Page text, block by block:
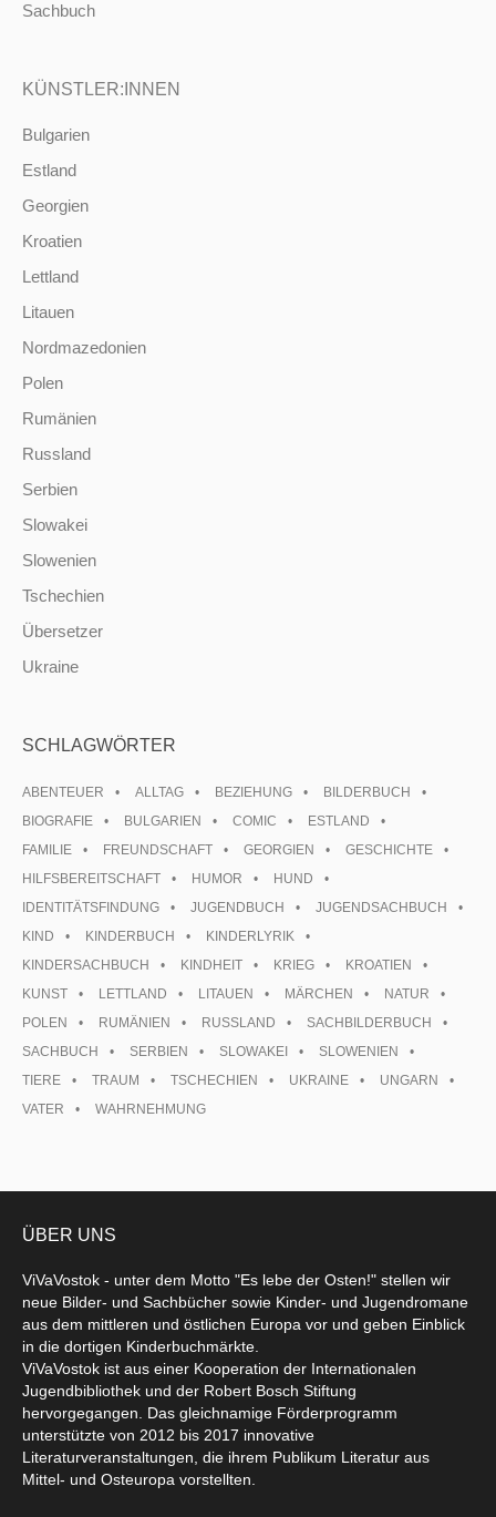
Sachbuch
KÜNSTLER:INNEN
Bulgarien
Estland
Georgien
Kroatien
Lettland
Litauen
Nordmazedonien
Polen
Rumänien
Russland
Serbien
Slowakei
Slowenien
Tschechien
Übersetzer
Ukraine
SCHLAGWÖRTER
ABENTEUER ALLTAG BEZIEHUNG
BILDERBUCH
BIOGRAFIE
BULGARIEN COMIC
ESTLAND
FAMILIE
FREUNDSCHAFT GEORGIEN
GESCHICHTE
HILFSBEREITSCHAFT
HUMOR
HUND
IDENTITÄTSFINDUNG
JUGENDBUCH
JUGENDSACHBUCH
KIND
KINDERBUCH
KINDERLYRIK
KINDERSACHBUCH
KINDHEIT KRIEG
KROATIEN
KUNST
LETTLAND LITAUEN MÄRCHEN
NATUR
POLEN
RUMÄNIEN RUSSLAND
SACHBILDERBUCH
SACHBUCH
SERBIEN SLOWAKEI
SLOWENIEN
TIERE
TRAUM TSCHECHIEN UKRAINE
UNGARN
VATER
WAHRNEHMUNG
ÜBER UNS
ViVaVostok - unter dem Motto "Es lebe der Osten!" stellen wir
neue Bilder- und Sachbücher sowie Kinder- und Jugendromane
aus dem mittleren und östlichen Europa vor und geben Einblick
in die dortigen Kinderbuchmärkte.
ViVaVostok ist aus einer Kooperation der Internationalen
Jugendbibliothek und der Robert Bosch Stiftung
hervorgegangen. Das gleichnamige Förderprogramm
unterstützte von 2012 bis 2017 innovative
Literaturveranstaltungen, die ihrem Publikum Literatur aus
Mittel- und Osteuropa vorstellten.